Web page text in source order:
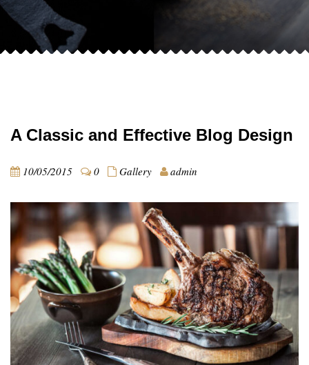
A Classic and Effective Blog Design
10/05/2015 0 Gallery admin